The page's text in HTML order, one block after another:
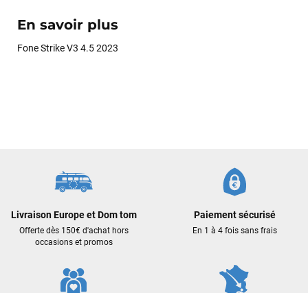
En savoir plus
Fone Strike V3 4.5 2023
Livraison Europe et Dom tom
Offerte dès 150€ d'achat hors
occasions et promos
Paiement sécurisé
En 1 à 4 fois sans frais
Frédéric sternheim
il y a 2 semaines
Des conseils (par téléphone), du matos d'occasion de bonne
qualité : c'est toujours un plaisir!
Sébastien BACHELIER
Cela faisait 6 mois que je galérais à remplacer ma board eux